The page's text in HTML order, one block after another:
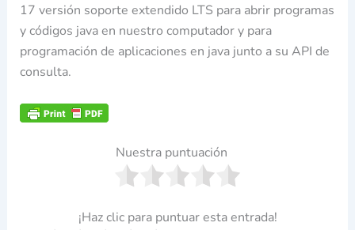
17 versión soporte extendido LTS para abrir programas
y códigos java en nuestro computador y para
programación de aplicaciones en java junto a su API de
consulta.
Nuestra puntuación
¡Haz clic para puntuar esta entrada!